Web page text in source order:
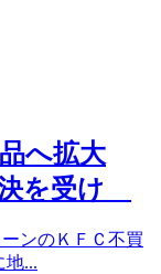
へ拡大
を受け
ンのＫＦＣ不買
地...